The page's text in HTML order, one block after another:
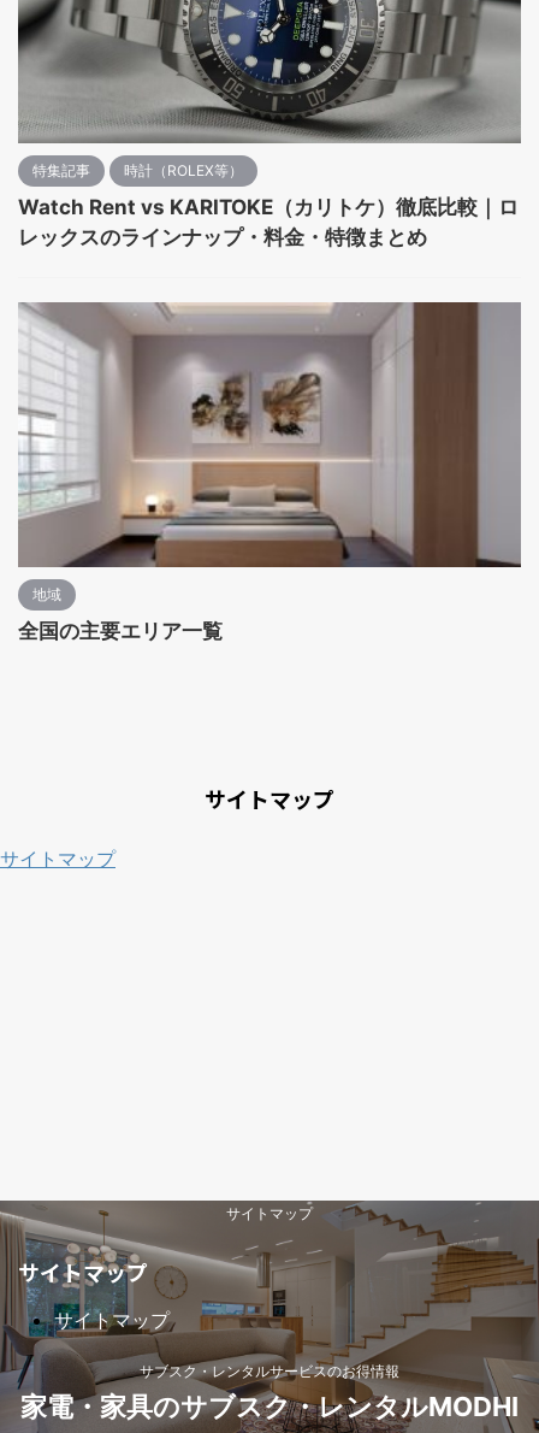
特集記事 時計（ROLEX等）
Watch Rent vs KARITOKE（カリトケ）徹底比較｜ロ
レックスのラインナップ・料金・特徴まとめ
地域
全国の主要エリア一覧
サイトマップ
サイトマップ
サイトマップ
サイトマップ
サイトマップ
サブスク・レンタルサービスのお得情報
家電・家具のサブスク・レンタルMODHI